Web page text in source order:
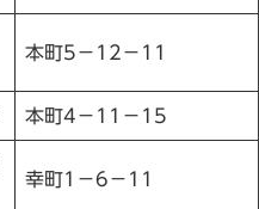
本町5－12－11
本町4－11－15
幸町1－6－11